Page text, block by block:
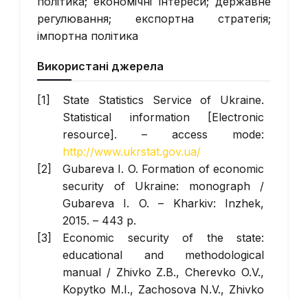
регулювання; експортна стратегія;
імпортна політика
Використані джерела
State Statistics Service of Ukraine.
Statistical information [Electronic
resource]. – access mode:
http://www.ukrstat.gov.ua/
Gubareva I. O. Formation of economic
security of Ukraine: monograph /
Gubareva I. O. – Kharkiv: Inzhek,
2015. – 443 p.
Economic security of the state:
educational and methodological
manual / Zhivko Z.B., Cherevko O.V.,
Kopytko M.I., Zachosova N.V., Zhivko